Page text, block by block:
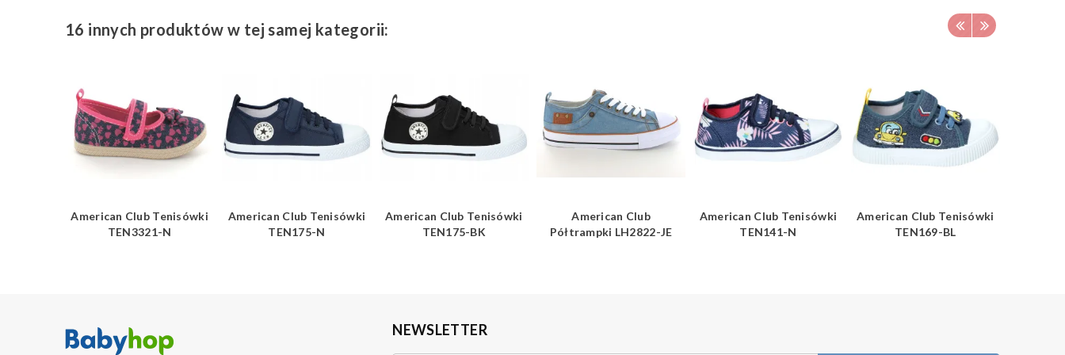
16 innych produktów w tej samej kategorii:
American Club Tenisówki
TEN3321-N
American Club Tenisówki
TEN175-N
American Club Tenisówki
TEN175-BK
American Club
Półtrampki LH2822-JE
American Club Tenisówki
TEN141-N
American Club Tenisówki
TEN169-BL
NEWSLETTER